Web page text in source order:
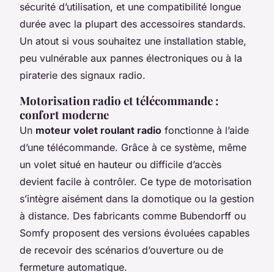
sécurité d’utilisation, et une compatibilité longue
durée avec la plupart des accessoires standards.
Un atout si vous souhaitez une installation stable,
peu vulnérable aux pannes électroniques ou à la
piraterie des signaux radio.
Motorisation radio et télécommande :
confort moderne
Un moteur volet roulant radio fonctionne à l’aide
d’une télécommande. Grâce à ce système, même
un volet situé en hauteur ou difficile d’accès
devient facile à contrôler. Ce type de motorisation
s’intègre aisément dans la domotique ou la gestion
à distance. Des fabricants comme Bubendorff ou
Somfy proposent des versions évoluées capables
de recevoir des scénarios d’ouverture ou de
fermeture automatique.